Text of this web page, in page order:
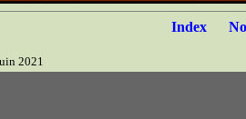
Index
2021